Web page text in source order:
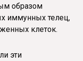
образом
иммунных телец,
клеток.
эти